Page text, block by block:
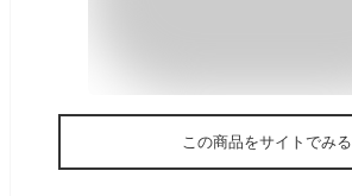
この商品をサイトでみる